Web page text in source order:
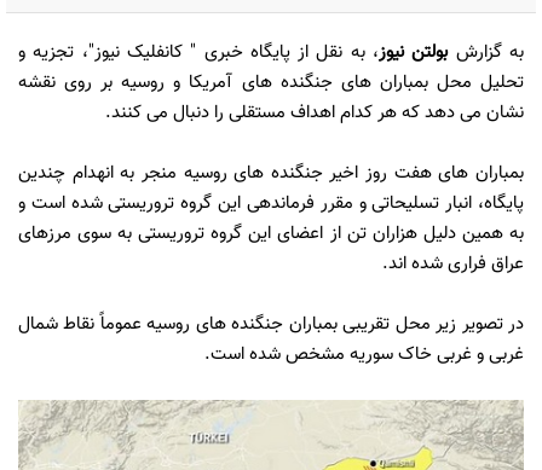
به گزارشبولتن نیوز، به نقل از پایگاه خبری " کانفلیک نیوز"، تجزیه و
تحلیل محل بمباران های جنگنده های آمریکا و روسیه بر روی نقشه
نشان می دهد که هر کدام اهداف مستقلی را دنبال می کنند.
بمباران های هفت روز اخیر جنگنده های روسیه منجر به انهدام چندین
پایگاه، انبار تسلیحاتی و مقرر فرماندهی این گروه تروریستی شده است و
به همین دلیل هزاران تن از اعضای این گروه تروریستی به سوی مرزهای
عراق فراری شده اند.
در تصویر زیر محل تقریبی بمباران جنگنده های روسیه عموماً نقاط شمال
غربی و غربی خاک سوریه مشخص شده است.